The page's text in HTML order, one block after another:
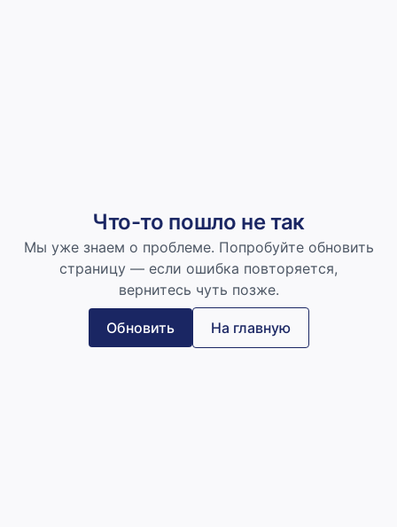
Что-то пошло не так
Мы уже знаем о проблеме. Попробуйте обновить
страницу — если ошибка повторяется,
вернитесь чуть позже.
Обновить На главную